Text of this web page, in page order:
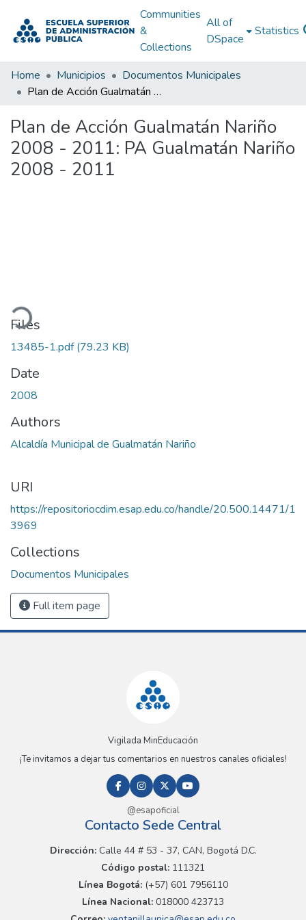
Communities
&
Collections
All of
DSpace
Statistics
Home Municipios
Documentos Municipales
Plan de Acción Gualmatán Nariño 2008 - 2011: PA Gualmatán Nariño 2008 - 2011
Plan de Acción Gualmatán Nariño
2008 - 2011: PA Gualmatán Nariño
2008 - 2011
Files
13485-1.pdf(79.23 KB)
Date
2008
Authors
Alcaldía Municipal de Gualmatán Nariño
URI
https://repositoriocdim.esap.edu.co/handle/20.500.14471/1
3969
Collections
Documentos Municipales
Full item page
Vigilada MinEducación
¡Te invitamos a dejar tus comentarios en nuestros canales oficiales!
@esapoficial
Contacto Sede Central
Dirección:Calle 44 # 53 - 37, CAN, Bogotá D.C.
Código postal: 111321
Línea Bogotá:(+57) 601 7956110
Línea Nacional: 018000 423713